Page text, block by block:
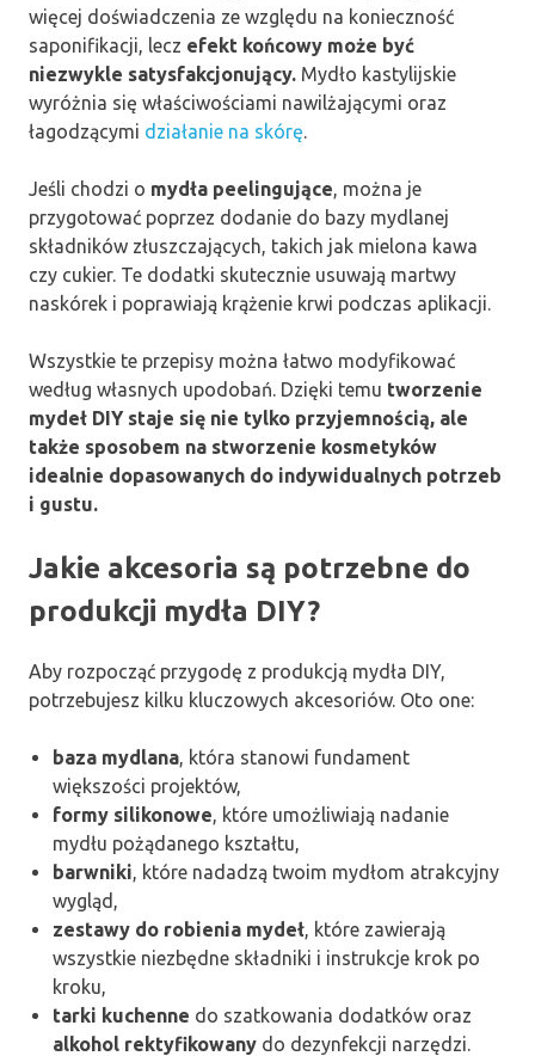
więcej doświadczenia ze względu na konieczność
saponifikacji, lecz efekt końcowy może być
niezwykle satysfakcjonujący. Mydło kastylijskie
wyróżnia się właściwościami nawilżającymi oraz
łagodzącymi działanie na skórę.
Jeśli chodzi o mydła peelingujące, można je
przygotować poprzez dodanie do bazy mydlanej
składników złuszczających, takich jak mielona kawa
czy cukier. Te dodatki skutecznie usuwają martwy
naskórek i poprawiają krążenie krwi podczas aplikacji.
Wszystkie te przepisy można łatwo modyfikować
według własnych upodobań. Dzięki temu tworzenie
mydeł DIY staje się nie tylko przyjemnością, ale
także sposobem na stworzenie kosmetyków
idealnie dopasowanych do indywidualnych potrzeb
i gustu.
Jakie akcesoria są potrzebne do
produkcji mydła DIY?
Aby rozpocząć przygodę z produkcją mydła DIY,
potrzebujesz kilku kluczowych akcesoriów. Oto one:
baza mydlana, która stanowi fundament
większości projektów,
formy silikonowe, które umożliwiają nadanie
mydłu pożądanego kształtu,
barwniki, które nadadzą twoim mydłom atrakcyjny
wygląd,
zestawy do robienia mydeł, które zawierają
wszystkie niezbędne składniki i instrukcje krok po
kroku,
tarki kuchenne do szatkowania dodatków oraz
alkohol rektyfikowany do dezynfekcji narzędzi.